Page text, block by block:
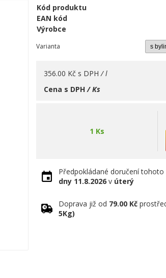
Kód produktu
EAN kód
Výrobce
Varianta
356.00 Kč s DPH / l
Cena s DPH/ Ks
1 Ks
Předpokládané doručení
dny 11.8.2026 v úterý
Doprava již od 79.00 Kč
5Kg)